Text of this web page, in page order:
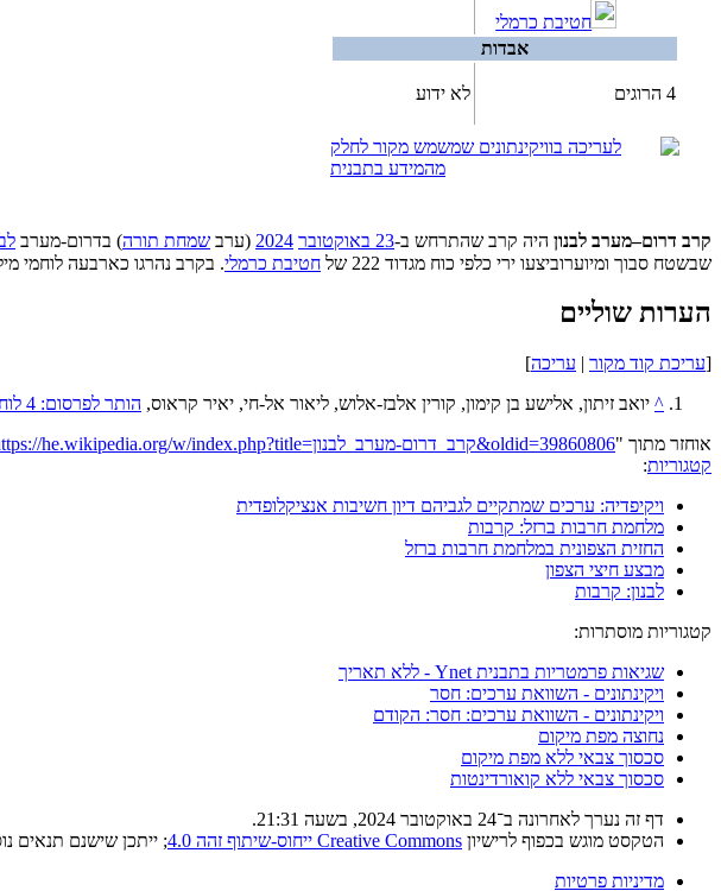
חטיבת כרמלי
אבדות
4 הרוגים לא ידוע
קרב דרום–מערב לבנון היה קרב שהתרחש ב-23 באוקטובר 2024 (ערב שמחת תורה) בדרום-מערב
שבשטח סבוך ומיוערוביצעו ירי כלפי כוח מגדוד 222 של
חטיבת כרמלי. בקרב נהרגו כארבעה לוחמי
הערות שוליים
[עריכת קוד מקור | עריכה]
^ יואב זיתון, אלישע בן קימון, קורין אלבז-אלוש, ליאור אל-חי, יאיר קראוס, הותר לפרסום: 4 לוחמי מילואים נהרגו בהיתקלות עם מחבלים בערב החג בלבנון
אוחזר מתוך "https://he.wikipedia.org/w/index.php?title=קרב_דרום-מערב_לבנון&oldid=39860806
קטגוריות:
ויקיפדיה: ערכים שמתקיים לגביהם דיון חשיבות אנציקלופדית
מלחמת חרבות ברזל: קרבות
החזית הצפונית במלחמת חרבות ברזל
מבצע חיצי הצפון
לבנון: קרבות
קטגוריות מוסתרות:
שגיאות פרמטריות בתבנית Ynet - ללא תאריך
ויקינתונים - השוואת ערכים: חסר
ויקינתונים - השוואת ערכים: חסר: הקודם
נחוצה מפת מיקום
סכסוך צבאי ללא מפת מיקום
סכסוך צבאי ללא קואורדינטות
דף זה נערך לאחרונה ב־24 באוקטובר 2024, בשעה 21:31.
הטקסט מוגש בכפוף לרישיון Creative Commons ייחוס-שיתוף זהה 4.0 ; ייתכן שישנם תנאים
מדיניות פרטיות